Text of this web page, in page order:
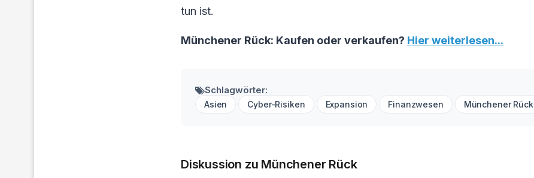
tun ist.
Münchener Rück: Kaufen oder verkaufen? Hier weiterlesen...
Schlagwörter:
Asien Cyber-Risiken Expansion Finanzwesen Münchener Rück
Diskussion zu Münchener Rück